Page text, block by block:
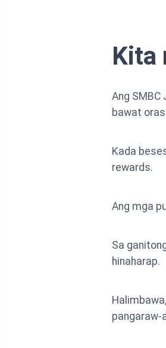
Kita
Ang
bawat
Kada
rewards.
Ang mga
Sa
hinaharap.
pangaraw-